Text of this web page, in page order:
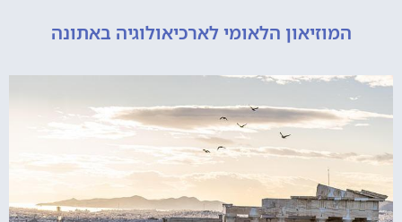
הלאומי לארכיאולוגיה באתונה